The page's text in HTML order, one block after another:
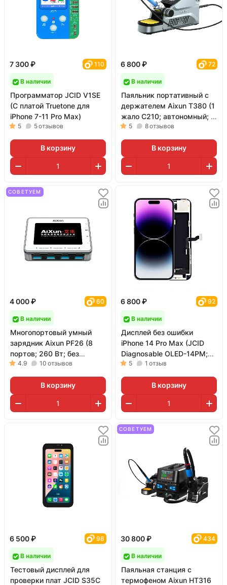
7 300 ₽ 110
В наличии
Программатор JCID V1SE
(С платой Truetone для
iPhone 7-11 Pro Max)
5 5отзывов
В корзину
6 800 ₽ 72
В наличии
Паяльник портативный с
держателем Aixun T380 (1
жало C210; автономный; с
АКБ)
5 8отзывов
В корзину
СОВЕТУЕМ
4 000 ₽ 60
В наличии
Многопортовый умный
зарядник Aixun PF26 (8
портов; 260 Вт; без
адаптера питания)
4.9 10 отзывов
В корзину
6 800 ₽ 92
В наличии
Дисплей без ошибки
iPhone 14 Pro Max (JCID
Diagnosable OLED-14PM;
матрица Soft OLED; 120
Гц)
5 1 отзыв
В корзину
6 500 ₽ 98
В наличии
Тестовый дисплей для
проверки плат JCID S35C
СОВЕТУЕМ
30 800 ₽ 434
В наличии
Паяльная станция с
термофеном Aixun HT316